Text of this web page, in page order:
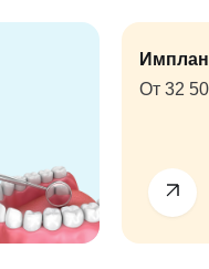
От 32